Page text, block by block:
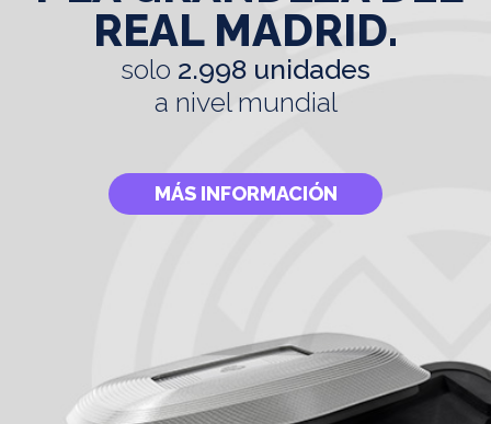
REAL MADRID.
solo 2.998 unidades
a nivel mundial
MÁS INFORMACIÓN